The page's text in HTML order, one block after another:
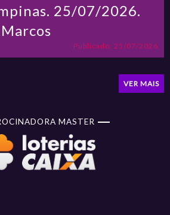
25/07/2026.
Publicado: 25/07/2026
VER MAIS
MASTER